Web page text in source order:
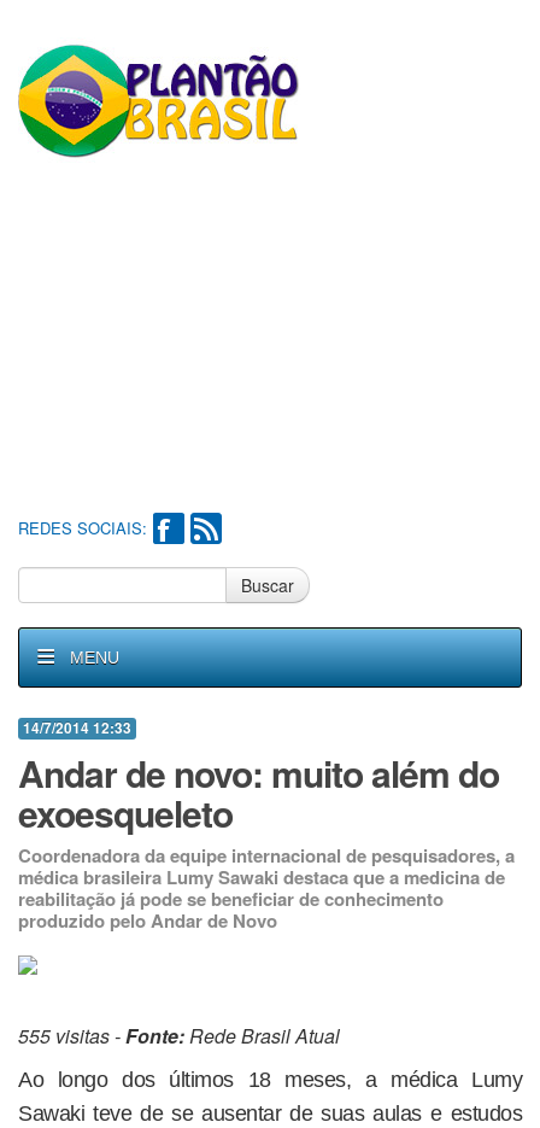
REDES SOCIAIS:
Buscar
MENU
14/7/2014 12:33
Andar de novo: muito além do
exoesqueleto
Coordenadora da equipe internacional de pesquisadores, a
médica brasileira Lumy Sawaki destaca que a medicina de
reabilitação já pode se beneficiar de conhecimento
produzido pelo Andar de Novo
555 visitas -Fonte:Rede Brasil Atual
Ao longo dos últimos 18 meses, a médica Lumy
Sawaki teve de se ausentar de suas aulas e estudos